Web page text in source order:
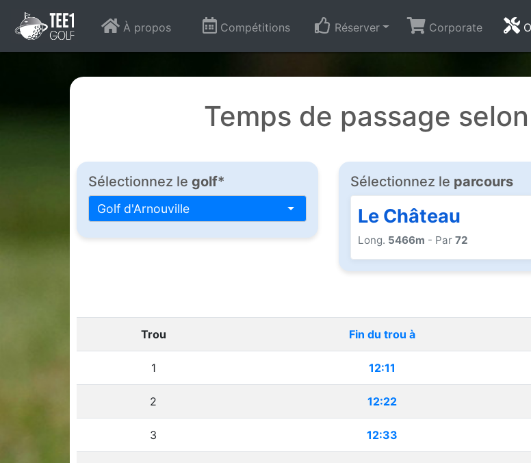
À propos Compétitions Réserver Corporate
Temps de passage
Sélectionnez le golf*
Golf d'Arnouville
Sélectionnez le parcours
Le Château
Long. 5466m - Par72
Trou Fin du trou à
1 12:11
2 12:22
3 12:33